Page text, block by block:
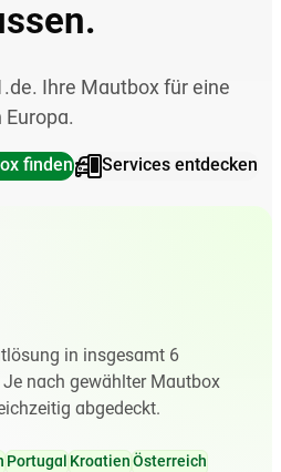
Ihre Mautbox für eine
finden Services entdecken
in insgesamt 6
nach gewählter Mautbox
abgedeckt.
Portugal Kroatien Österreich